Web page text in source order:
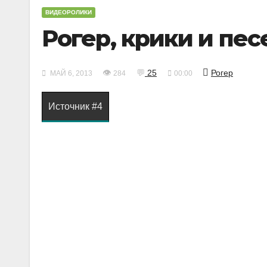
ВИДЕОРОЛИКИ
Рогер, крики и
МАЙ 6, 2013 👁 284 💬 25 00:00 Рогер
Источник #4